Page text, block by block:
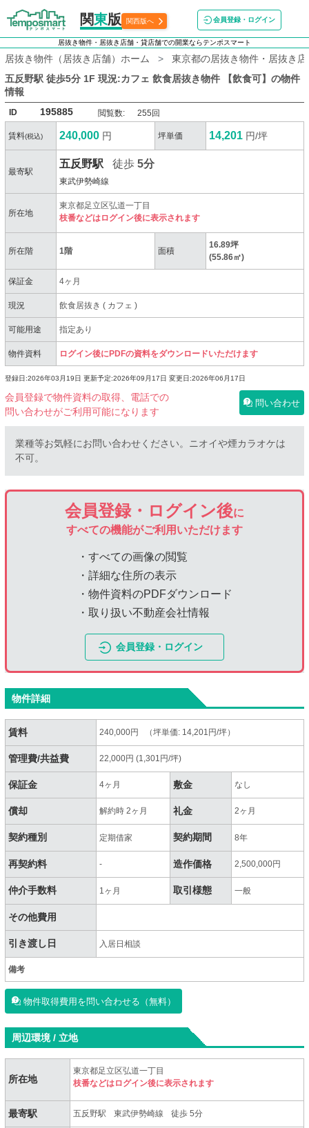
関東版 関西版へ 会員登録・ログイン
居抜き物件・居抜き店舗・貸店舗での開業ならテンポスマート
居抜き物件（居抜き店舗）ホーム
東京都の居抜き物件・居抜き
五反野駅 徒歩5分 1F 現況:カフェ 飲食居抜き物件 【飲食可】 の物件
情報
ID 195885 閲覧数: 255回
賃料(税込) 240,000 円 坪単価 14,201 円/坪
最寄駅
五反野駅 徒歩5分
東武伊勢崎線
所在地
東京都足立区弘道一丁目
枝番などはログイン後に表示されます
所在階 1階 面積
16.89坪
(55.86㎡)
保証金 4ヶ月
現況 飲食居抜き( カフェ)
可能用途 指定あり
物件資料 ログイン後にPDFの資料をダウンロードいただけます
登録日:2026年03月19日 更新予定:2026年09月17日 変更日:2026年06月17日
会員登録で物件資料の取得、電話での
問い合わせがご利用可能になります
問い合わせ
業種等お気軽にお問い合わせください。ニオイや煙カラオケは
不可。
会員登録・ログイン後に
すべての機能がご利用いただけます
・すべての画像の閲覧
・詳細な住所の表示
・物件資料のPDFダウンロード
・取り扱い不動産会社情報
会員登録・ログイン
物件詳細
賃料 240,000円 （坪単価: 14,201円/坪）
管理費/共益費 22,000円 (1,301円/坪)
保証金 4ヶ月 敷金 なし
償却 解約時 2ヶ月 礼金 2ヶ月
契約種別 定期借家 契約期間 8年
再契約料 - 造作価格 2,500,000円
仲介手数料 1ヶ月 取引様態 一般
その他費用
引き渡し日 入居日相談
備考
物件取得費用を問い合わせる（無料）
周辺環境 / 立地
所在地
東京都足立区弘道一丁目
枝番などはログイン後に表示されます
最寄駅 五反野駅 東武伊勢崎線 徒歩 5分